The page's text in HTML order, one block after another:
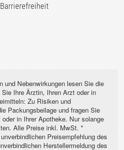
Barrierefreiheit
und Nebenwirkungen lesen Sie die
Ihre Ärztin, Ihren Arzt oder in
Zu Risiken und
Packungsbeilage und fragen Sie
in Ihrer Apotheke. Nur solange
Alle Preise inkl. MwSt. *
Preisempfehlung des
Herstellermeldung des